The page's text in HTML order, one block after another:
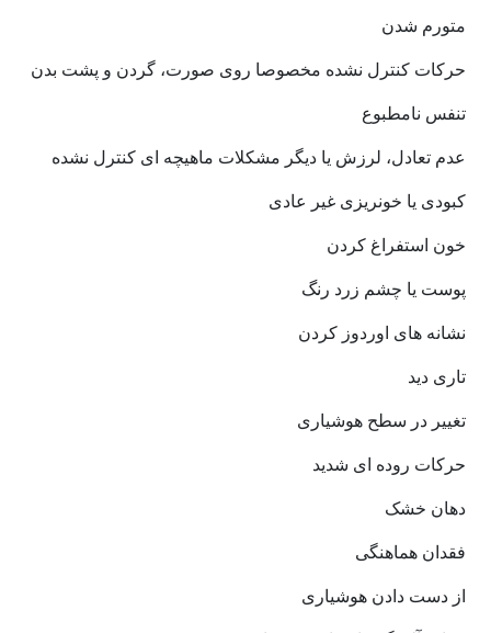
متورم شدن
حرکات کنترل نشده مخصوصا روی صورت، گردن و پشت بدن
تنفس نامطبوع
عدم تعادل، لرزش یا دیگر مشکلات ماهیچه ای کنترل نشده
کبودی یا خونریزی غیر عادی
خون استفراغ کردن
پوست یا چشم زرد رنگ
نشانه های اوردوز کردن
تاری دید
تغییر در سطح هوشیاری
حرکات روده ای شدید
دهان خشک
فقدان هماهنگی
از دست دادن هوشیاری